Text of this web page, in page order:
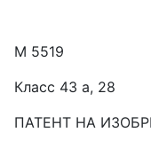
М 5519
Класс 43 а, 28
ПАТЕНТ HA